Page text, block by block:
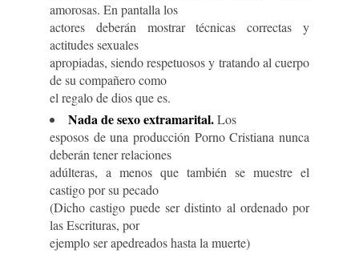
amorosas. En pantalla los
actores deberán mostrar técnicas correctas y
actitudes sexuales
apropiadas, siendo respetuosos y tratando al cuerpo
de su compañero como
el regalo de dios que es.
Nada de sexo extramarital.Los
esposos de una producción Porno Cristiana nunca
deberán tener relaciones
adúlteras, a menos que también se muestre el
castigo por su pecado
(Dicho castigo puede ser distinto al ordenado por
las Escrituras, por
ejemplo ser apedreados hasta la muerte)